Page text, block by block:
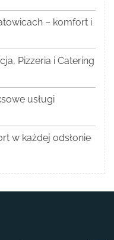
– komfort i
Pizzeria i Catering
usługi
w każdej odsłonie